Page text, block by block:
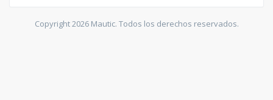
Copyright 2026 Mautic. Todos los derechos reservados.